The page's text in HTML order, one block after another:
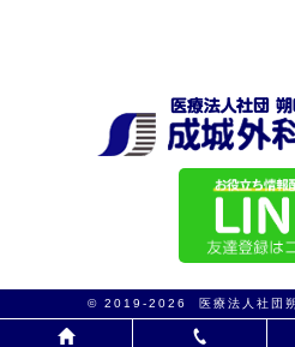
© 2019-2026 医療法人社団朔